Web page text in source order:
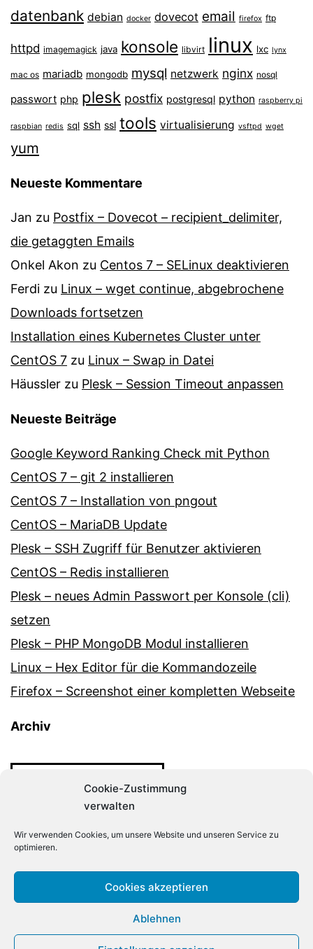
Cookie-Zustimmung
verwalten
Wir verwenden Cookies, um unsere Website und unseren Service zu
optimieren.
Cookies akzeptieren
Ablehnen
datenbank debian docker dovecot email firefox ftp
httpd imagemagick java konsole libvirt linux lxc lynx
mac os mariadb mongodb mysql netzwerk nginx nosql
passwort php plesk postfix postgresql python raspberry pi
raspbian redis sql ssh ssl tools virtualisierung vsftpd wget
yum
Neueste Kommentare
Jan zu Postfix – Dovecot – recipient_delimiter,
die getaggten Emails
Onkel Akon zu Centos 7 – SELinux de­ak­ti­vie­ren
Ferdi zu Linux – wget continue, abgebrochene
Downloads fortsetzen
Installation eines Kubernetes Cluster unter
CentOS 7 zu Linux – Swap in Datei
Häussler zu Plesk – Session Timeout anpassen
Neueste Beiträge
Google Keyword Ranking Check mit Python
CentOS 7 – git 2 installieren
CentOS 7 – Installation von pngout
CentOS – MariaDB Update
Plesk – SSH Zugriff für Benutzer aktivieren
CentOS – Redis installieren
Plesk – neues Admin Passwort per Konsole (cli)
setzen
Plesk – PHP MongoDB Modul installieren
Linux – Hex Editor für die Kommandozeile
Firefox – Screenshot einer kompletten Webseite
Archiv
DER-LINUX-ADMIN.DE
Stolz präsentiert vonWordPress